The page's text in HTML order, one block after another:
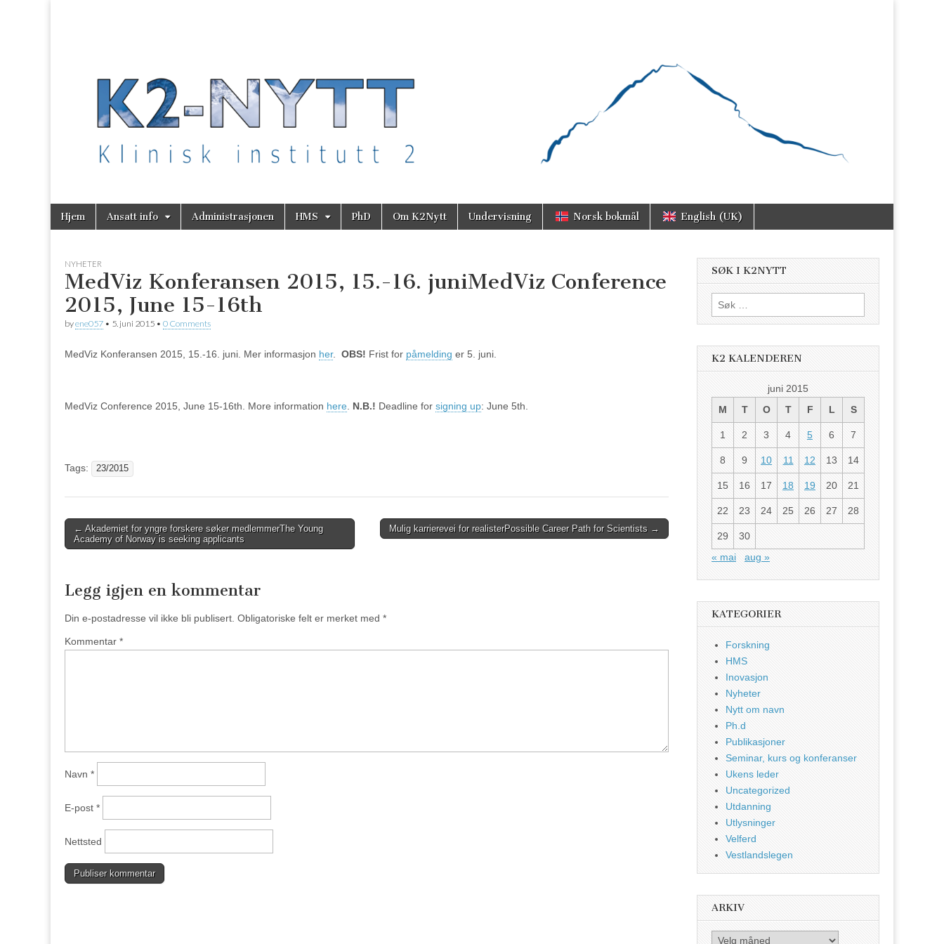
K2 Nytt
Main
menu
Skip
Hjem Ansatt info Administrasjonen HMS PhD Om K2Nytt Undervisning Norsk bokmål English (UK)
NYHETER
MedViz Konferansen 2015, 15.-16. juniMedViz Conference
2015, June 15-16th
byene057 • 5. juni 2015 • 0 Comments
MedViz Konferansen 2015, 15.-16. juni. Mer informasjon her. OBS! Frist for påmelding er 5. juni.
MedViz Conference 2015, June 15-16th. More information here N.B.! Deadline for signing up: June 5th.
Tags: 23/2015
Post
navigation
← Akademiet for yngre forskere søker medlemmerThe Young
Academy of Norway is seeking applicants
Mulig karrierevei for realisterPossible Career Path for Scientists →
Legg igjen en kommentar
Din e-postadresse vil ikke bli publisert. Obligatoriske felt er merket med *
Kommentar *
Navn *
E-post *
Nettsted
SØK I K2NYTT
Søk
etter:
K2 KALENDEREN
juni 2015
M
T O T F L S
1 2 3 4 5 6 7
8 9 10 11 12 13 14
15 16 17 18 19 20 21
22 23 24 25 26 27 28
29
30
« mai
aug »
KATEGORIER
Forskning
HMS
Inovasjon
Nyheter
Nytt om navn
Ph.d
Publikasjoner
Seminar, kurs og konferanser
Ukens leder
Uncategorized
Utdanning
Utlysninger
Velferd
Vestlandslegen
ARKIV
Arkiv